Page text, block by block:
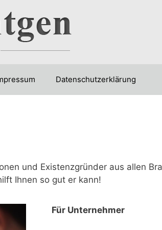
Datenschutzerklärung
und Existenzgründer aus allen
Ihnen so gut er kann!
Für Unternehmer